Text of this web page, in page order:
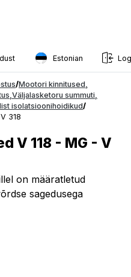
Estonian
English
Swedish
French
Finnish
/Mootori kinnitused
Väljalasketoru summuti
isolatsioonihoidikud/
318
V 118 - MG - V
on määratletud
sagedusega